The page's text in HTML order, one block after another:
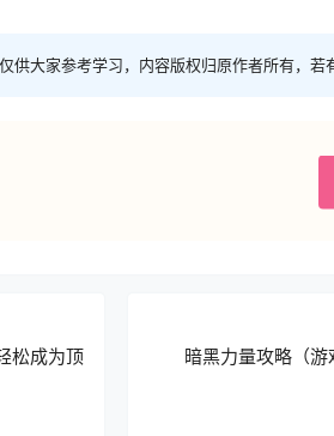
大家参考学习，内容版权归原作者所有，若
松成为顶
暗黑力量攻略（